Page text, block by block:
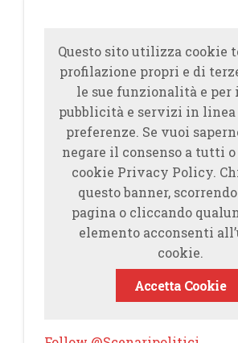
Questo sito utilizza cookie
profilazione propri e di
le sue funzionalità e
pubblicità e servizi in linea
preferenze. Se vuoi
negare il consenso a tutti
cookie Privacy Policy.
questo banner,
pagina o cliccando
elemento acconsenti
cookie.
Accetta Cookie